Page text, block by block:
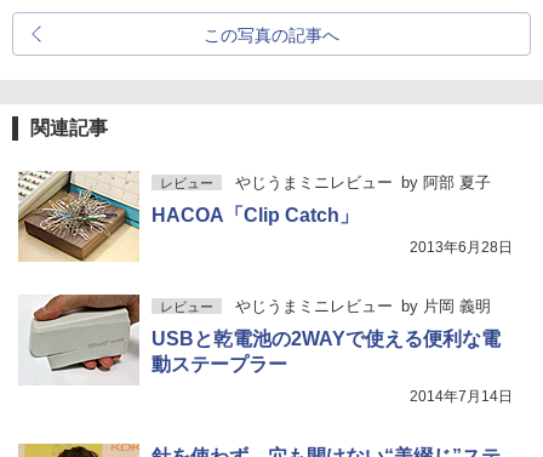
この写真の記事へ
関連記事
レビュー やじうまミニレビュー by 阿部 夏子
HACOA「Clip Catch」
2013年6月28日
レビュー やじうまミニレビュー by 片岡 義明
USBと乾電池の2WAYで使える便利な電
動ステープラー
2014年7月14日